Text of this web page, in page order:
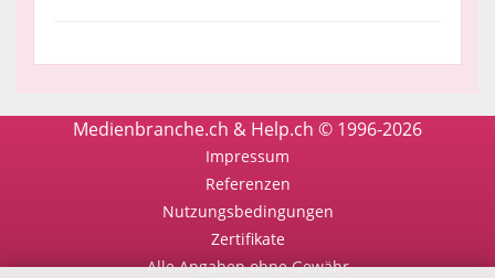
Medienbranche.ch & Help.ch © 1996-2026
Impressum
Referenzen
Nutzungsbedingungen
Zertifikate
Alle Angaben ohne Gewähr